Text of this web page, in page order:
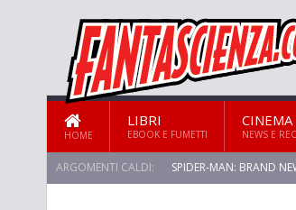
HOME
LIBRI
EBOOK E FUMETTI
CINEMA
NEWS E
ARGOMENTI CALDI: SPIDER-MAN: BRAND